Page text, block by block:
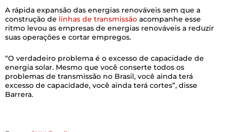
A rápida expansão das energias renováveis sem que a
construção de linhas de transmissão acompanhe esse
ritmo levou as empresas de energias renováveis a reduzir
suas operações e cortar empregos.
“O verdadeiro problema é o excesso de capacidade de
energia solar. Mesmo que você conserte todos os
problemas de transmissão no Brasil, você ainda terá
excesso de capacidade, você ainda terá cortes”, disse
Barrera.